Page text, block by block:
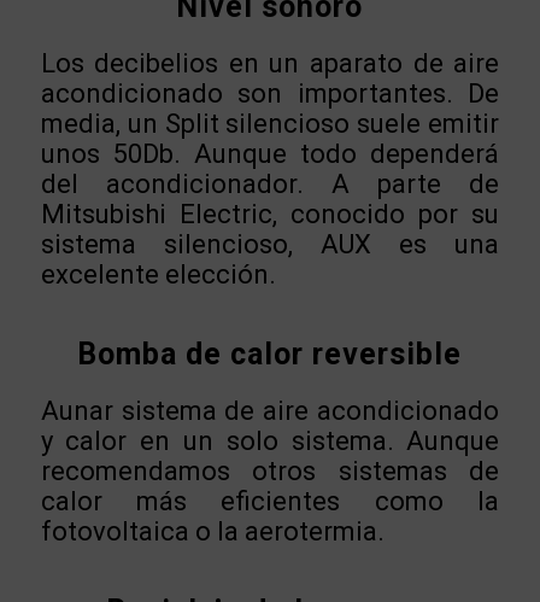
Los decibelios en un aparato de aire
acondicionado son importantes. De
media, un Split silencioso suele emitir
unos 50Db. Aunque todo dependerá
del acondicionador. A parte de
Mitsubishi Electric, conocido por su
sistema silencioso, AUX es una
excelente elección.
Bomba de calor reversible
Aunar sistema de aire acondicionado
y calor en un solo sistema. Aunque
recomendamos otros sistemas de
calor más eficientes como la
fotovoltaica o la aerotermia.